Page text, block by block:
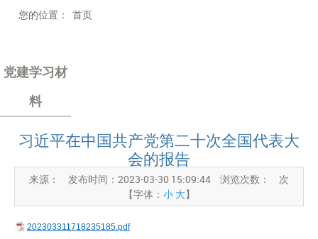
您的位置： 首页
党建学习材
料
习近平在中国共产党第二十次全国代表大
会的报告
来源： 发布时间：2023-03-30 15:09:44 浏览次数：
次
【字体： 小 大】
202303311718235185.pdf